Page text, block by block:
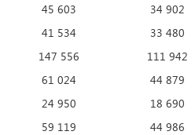
45 603 34 902
41 534 33 480
147 556 111 942
61 024 44 879
24 950 18 690
59 119 44 986